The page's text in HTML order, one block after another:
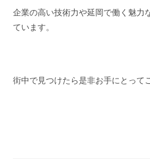
企業の高い技術力や延岡で働く魅力
ています。
街中で見つけたら是非お手にとって